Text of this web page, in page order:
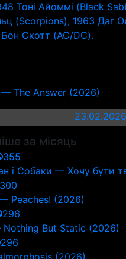
Тоні Айоммі (Black
(Scorpions), 1963 Даг
Скотт (AC/DC).
The Answer (2026)
23.02.2026
за місяць
355
і Собаки — Хочу бути
300
Peaches! (2026)
296
But Static (2026)
296
(2026)